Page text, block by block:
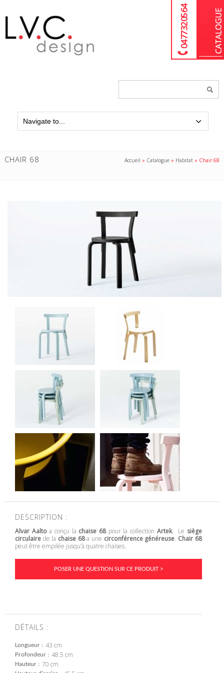
04 77 32 05 64
CHAIR 68 Accueil » Catalogue » Habitat » Chair 68
DESCRIPTION :
Alvar Aaltoa conçu la chaise 68pour la collection Artek. Le siège
circulaire de la chaise 68a une circonférence généreuse. Chair 68
peut être empilée jusqu’à quatre chaises.
POSER UNE QUESTION SUR CE PRODUIT >
DÉTAILS :
Longueur 43 cm
Profondeur 48.5 cm
Hauteur 70 cm